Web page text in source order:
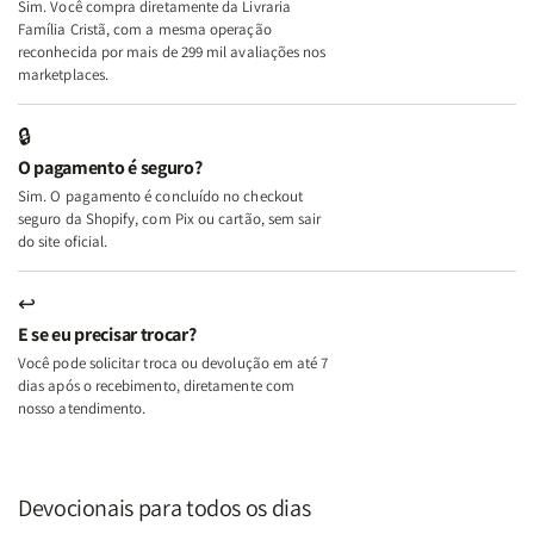
+
A
Mulher
Lar
+
A
Lar
Sim. Você compra diretamente da Livraria
Família Cristã, com a mesma operação
reconhecida por mais de 299 mil avaliações nos
marketplaces.
🔒
O pagamento é seguro?
Sim. O pagamento é concluído no checkout
seguro da Shopify, com Pix ou cartão, sem sair
do site oficial.
↩
E se eu precisar trocar?
Você pode solicitar troca ou devolução em até 7
dias após o recebimento, diretamente com
nosso atendimento.
Devocionais para todos os dias